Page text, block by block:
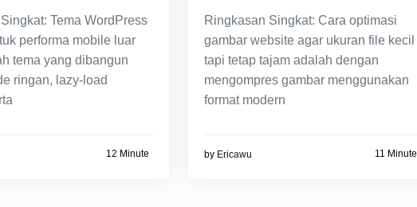
Tema WordPress
performa mobile luar
tema yang dibangun
ringan, lazy‑load
12 Minute
Ringkasan Singkat: Cara optimasi
gambar website agar ukuran file kecil
tapi tetap tajam adalah dengan
mengompres gambar menggunakan
format modern
by Ericawu 11 Minute